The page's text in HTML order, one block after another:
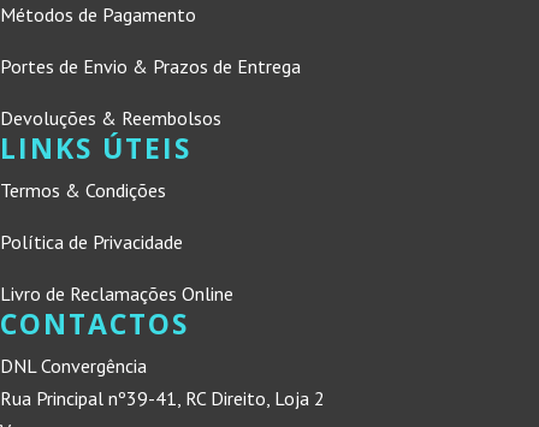
Métodos de Pagamento
Portes de Envio & Prazos de Entrega
Devoluções & Reembolsos
LINKS ÚTEIS
Termos & Condições
Política de Privacidade
Livro de Reclamações Online
CONTACTOS
DNL Convergência
Rua Principal nº39-41, RC Direito, Loja 2